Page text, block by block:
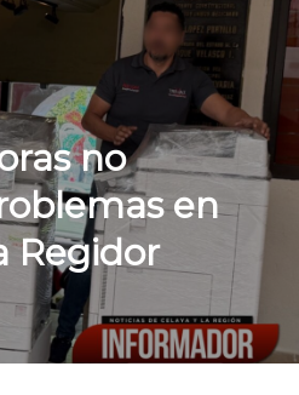
no
en
Regidor